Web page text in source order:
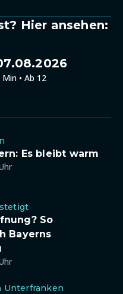
Hier ansehen:
• Ab 12
Es bleibt warm
So
Bayerns
Unterfranken